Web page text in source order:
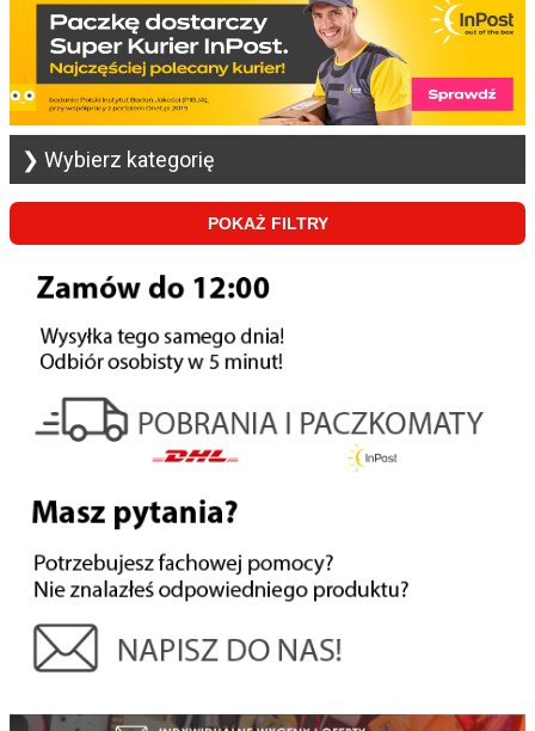
❯ Wybierz kategorię
POKAŻ FILTRY